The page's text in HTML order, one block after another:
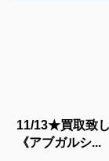
11/13★買取致し
《アブガルシ...